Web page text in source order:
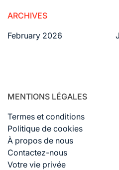
ARCHIVES
February 2026
MENTIONS LÉGALES
Termes et conditions
Politique de cookies
À propos de nous
Contactez-nous
Votre vie privée